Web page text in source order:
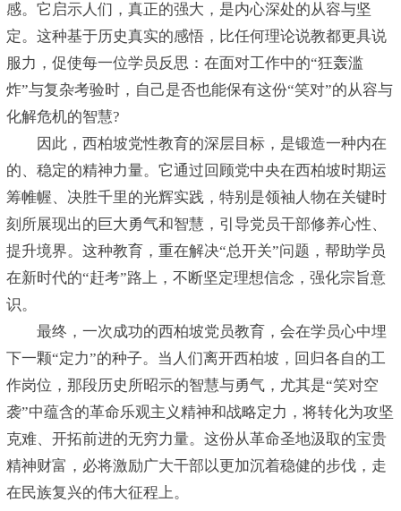
感。它启示人们，真正的强大，是内心深处的从容与坚
定。这种基于历史真实的感悟，比任何理论说教都更具说
服力，促使每一位学员反思：在面对工作中的“狂轰滥
炸”与复杂考验时，自己是否也能保有这份“笑对”的从容与
化解危机的智慧?
因此，西柏坡党性教育的深层目标，是锻造一种内在
的、稳定的精神力量。它通过回顾党中央在西柏坡时期运
筹帷幄、决胜千里的光辉实践，特别是领袖人物在关键时
刻所展现出的巨大勇气和智慧，引导党员干部修养心性、
提升境界。这种教育，重在解决“总开关”问题，帮助学员
在新时代的“赶考”路上，不断坚定理想信念，强化宗旨意
识。
最终，一次成功的西柏坡党员教育，会在学员心中埋
下一颗“定力”的种子。当人们离开西柏坡，回归各自的工
作岗位，那段历史所昭示的智慧与勇气，尤其是“笑对空
袭”中蕴含的革命乐观主义精神和战略定力，将转化为攻坚
克难、开拓前进的无穷力量。这份从革命圣地汲取的宝贵
精神财富，必将激励广大干部以更加沉着稳健的步伐，走
在民族复兴的伟大征程上。